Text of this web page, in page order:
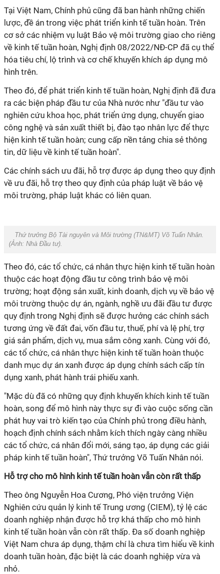
Tại Việt Nam, Chính phủ cũng đã ban hành những chiến
lược, đề án trong việc phát triển kinh tế tuần hoàn. Trên
cơ sở các nhiệm vụ luật Bảo vệ môi trường giao cho riêng
về kinh tế tuần hoàn, Nghị định 08/2022/NĐ-CP đã cụ thể
hóa tiêu chí, lộ trình và cơ chế khuyến khích áp dụng mô
hình trên.
Theo đó, để phát triển kinh tế tuần hoàn, Nghị định đã đưa
ra các biện pháp đầu tư của Nhà nước như "đầu tư vào
nghiên cứu khoa học, phát triển ứng dụng, chuyển giao
công nghệ và sản xuất thiết bị, đào tạo nhân lực để thực
hiện kinh tế tuần hoàn; cung cấp nền tảng chia sẻ thông
tin, dữ liệu về kinh tế tuần hoàn".
Các chính sách ưu đãi, hỗ trợ được áp dụng theo quy định
về ưu đãi, hỗ trợ theo quy định của pháp luật về bảo vệ
môi trường, pháp luật khác có liên quan.
Thứ trưởng Bộ Tài nguyên và Môi trường (TN&MT) Võ Tuấn Nhân.
(Ảnh: Nhà Đầu tư).
Theo đó, các tổ chức, cá nhân thực hiện kinh tế tuần hoàn
thuộc các hoạt động đầu tư công trình bảo vệ môi
trường; hoạt động sản xuất, kinh doanh, dịch vụ về bảo vệ
môi trường thuộc dự án, ngành, nghề ưu đãi đầu tư được
quy định trong Nghị định sẽ được hưởng các chính sách
tương ứng về đất đai, vốn đầu tư, thuế, phí và lệ phí, trợ
giá sản phẩm, dịch vụ, mua sắm công xanh. Cùng với đó,
các tổ chức, cá nhân thực hiện kinh tế tuần hoàn thuộc
danh mục dự án xanh được áp dụng chính sách cấp tín
dụng xanh, phát hành trái phiếu xanh.
"Mặc dù đã có những quy định khuyến khích kinh tế tuần
hoàn, song để mô hình này thực sự đi vào cuộc sống cần
phát huy vai trò kiến tạo của Chính phủ trong điều hành,
hoạch định chính sách nhằm kích thích ngày càng nhiều
các tổ chức, cá nhân đổi mới, sáng tạo, áp dụng các giải
pháp kinh tế tuần hoàn", Thứ trưởng Võ Tuấn Nhân nói.
Hỗ trợ cho mô hình kinh tế tuần hoàn vẫn còn rất thấp
Theo ông Nguyễn Hoa Cương, Phó viện trưởng Viện
Nghiên cứu quản lý kinh tế Trung ương (CIEM), tỷ lệ các
doanh nghiệp nhận được hỗ trợ khá thấp cho mô hình
kinh tế tuần hoàn vẫn còn rất thấp. Đa số doanh nghiệp
Việt Nam chưa áp dụng, thậm chí là chưa tìm hiểu về kinh
doanh tuần hoàn, đặc biệt là các doanh nghiệp vừa và
nhỏ.